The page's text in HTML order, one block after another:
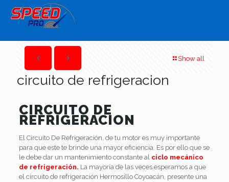
Show all
circuito de refrigeracion
CIRCUITO DE
REFRIGERACION
El Circuito De Refrigeración, de tu motor es muy importante
para que este te brinde una mayor eficiencia. Es por ello que se
le debe dar un mantenimiento constante al ciclo mecánico
de refrigeración. La mayoría de las veces esperamos a que
el circuito de refrigeración Hermosillo Coyoacán, presente una